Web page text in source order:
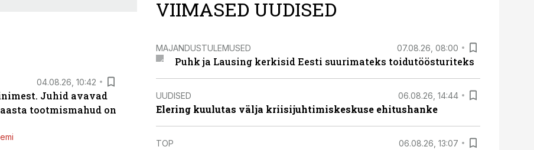
04.08.26, 10:42
Juhid avavad
tootmismahud on
VIIMASED UUDISED
MAJANDUSTULEMUSED 07.08.26, 08:00
Puhk ja Lausing kerkisid Eesti suurimateks toidutöösturiteks
UUDISED 06.08.26, 14:44
Elering kuulutas välja kriisijuhtimiskeskuse ehitushanke
TOP 06.08.26, 13:07